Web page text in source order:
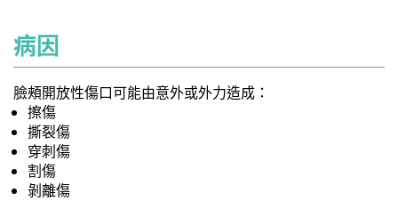
病因
臉頰開放性傷口可能由意外或外力造成：
擦傷
撕裂傷
穿刺傷
割傷
剝離傷